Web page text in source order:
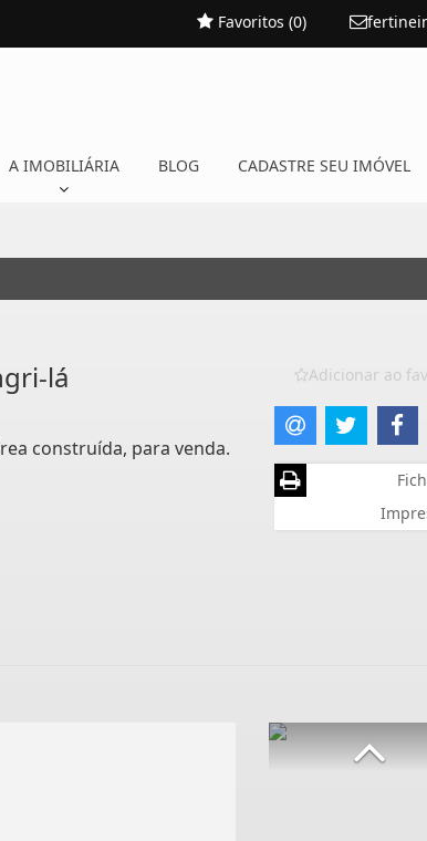
Favoritos (0)
A IMOBILIÁRIA BLOG CADASTRE SEU IMÓVEL
lá
construída, para venda.
Adicionar ao